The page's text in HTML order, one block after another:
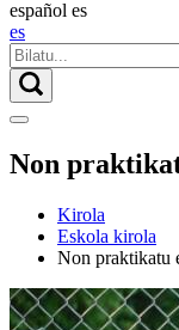
español es
es
Non
Kirola
Eskola kirola
Non praktikatu